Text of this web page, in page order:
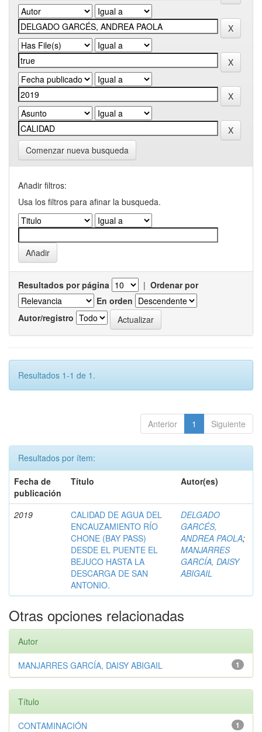
Comenzar nueva busqueda
Añadir filtros:
Usa los filtros para afinar la busqueda.
Resultados por página | Ordenar por
En orden
Autor/registro
Resultados 1-1 de 1.
Anterior 1 Siguiente
Resultados por ítem:
Fecha de
publicación
Título Autor(es)
2019
CALIDAD DE AGUA DEL
ENCAUZAMIENTO RÍO
CHONE (BAY PASS)
DESDE EL PUENTE EL
BEJUCO HASTA LA
DESCARGA DE SAN
ANTONIO.
DELGADO
GARCÉS,
ANDREA PAOLA;
MANJARRES
GARCÍA, DAISY
ABIGAIL
Otras opciones relacionadas
Autor
1
MANJARRES GARCÍA, DAISY ABIGAIL
Título
1
CONTAMINACIÓN